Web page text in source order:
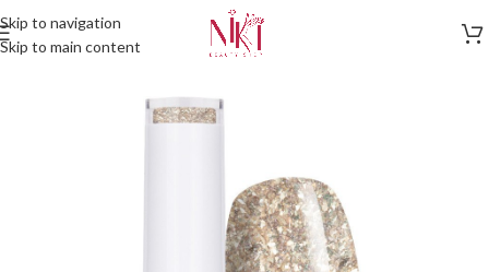
Skip to navigation
Skip to main content